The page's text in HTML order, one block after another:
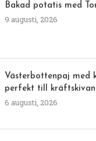
Bakad potatis med
9 augusti, 2026
Västerbottenpaj med
perfekt till kräftskivan
6 augusti, 2026